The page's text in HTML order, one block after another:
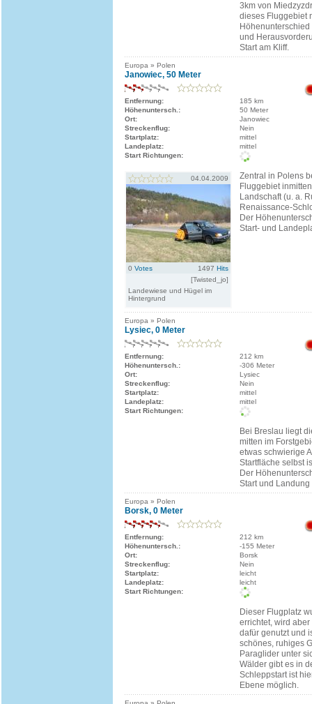
3km von
dieses Fluggebiet
und
Start am Kliff.
Europa » Polen
Janowiec, 50 Meter
Entfernung:
185 km
Höhenuntersch.:
50 Meter
Ort:
Janowiec
Streckenflug:
Nein
Startplatz:
mittel
Landeplatz:
mittel
Start Richtungen:
04.04.2009
0 Votes 1497 Hits
[Twisted_jo]
Landewiese und Hügel im
Hintergrund
Zentral in Polens
Fluggebiet
Landschaft (u. a.
Renaissance-
Der
Start- und
Europa » Polen
Lysiec, 0 Meter
Entfernung:
212 km
Höhenuntersch.:
-306 Meter
Ort:
Lysiec
Streckenflug:
Nein
Startplatz:
mittel
Landeplatz:
mittel
Start Richtungen:
Bei Breslau liegt
mitten im
etwas schwierige
Startfläche selbst
Der
Start und Landung
Europa » Polen
Borsk, 0 Meter
Entfernung:
212 km
Höhenuntersch.:
-155 Meter
Ort:
Borsk
Streckenflug:
Nein
Startplatz:
leicht
Landeplatz:
leicht
Start Richtungen:
Dieser Flugplatz
errichtet, wird
dafür genutzt und
schönes, ruhiges
Paraglider unter
Wälder gibt es in
Schleppstart ist
Ebene möglich.